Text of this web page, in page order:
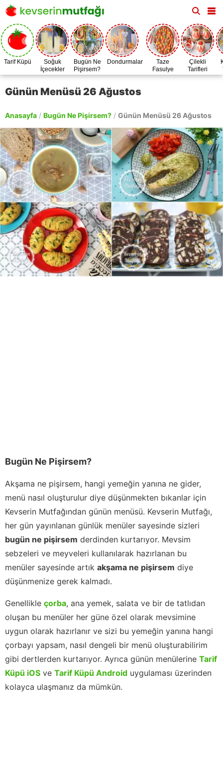
Tarif Küpü
Soğuk
İçecekler
Bugün Ne
Pişirsem?
Dondurmalar
Taze
Fasulye
Zamanı
Çilekli
Tarifleri
Günün Menüsü 26 Ağustos
Anasayfa / Bugün Ne Pişirsem? / Günün Menüsü 26 Ağustos
Bugün Ne Pişirsem?
Akşama ne pişirsem, hangi yemeğin yanına ne gider,
menü nasıl oluşturulur diye düşünmekten bıkanlar için
Kevserin Mutfağından günün menüsü. Kevserin Mutfağı,
her gün yayınlanan günlük menüler sayesinde sizleri
bugün ne pişirsem derdinden kurtarıyor. Mevsim
sebzeleri ve meyveleri kullanılarak hazırlanan bu
menüler sayesinde artık akşama ne pişirsem diye
düşünmenize gerek kalmadı.
Genellikle çorba, ana yemek, salata ve bir de tatlıdan
oluşan bu menüler her güne özel olarak mevsimine
uygun olarak hazırlanır ve sizi bu yemeğin yanına hangi
çorbayı yapsam, nasıl dengeli bir menü oluşturabilirim
gibi dertlerden kurtarıyor. Ayrıca günün menülerine Tarif
Küpü iOS ve Tarif Küpü Android uygulaması üzerinden
kolayca ulaşmanız da mümkün.